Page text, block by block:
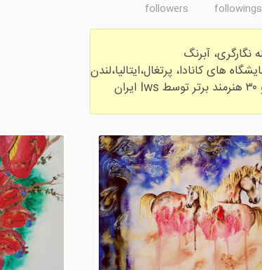
followings
followers